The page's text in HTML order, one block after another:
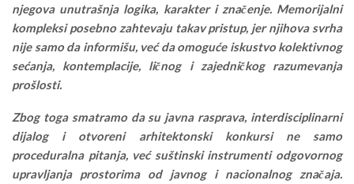
njegova unutrašnja logika, karakter i značenje. Memorijalni
kompleksi posebno zahtevaju takav pristup, jer njihova svrha
nije samo da informišu, već da omoguće iskustvo kolektivnog
sećanja, kontemplacije, ličnog i zajedničkog razumevanja
prošlosti.
Zbog toga smatramo da su javna rasprava, interdisciplinarni
dijalog i otvoreni arhitektonski konkursi ne samo
proceduralna pitanja, već suštinski instrumenti odgovornog
upravljanja prostorima od javnog i nacionalnog značaja.